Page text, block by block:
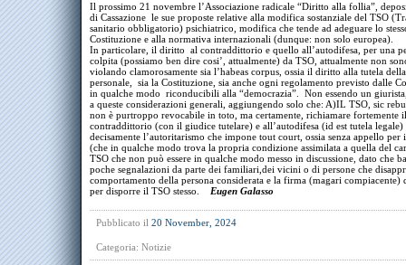
Il prossimo 21 novembre l’Associazione radicale “Diritto alla follia”,
di Cassazione le sue proposte relative alla modifica sostanziale del TSO
sanitario obbligatorio) psichiatrico, modifica che tende ad adeguare lo
Costituzione e alla normativa internazionali (dunque: non solo europea).
In particolare, il diritto al contraddittorio e quello all’autodifesa, per una
colpita (possiamo ben dire cosi’, attualmente) da TSO, attualmente non
violando clamorosamente sia l’habeas corpus, ossia il diritto alla tutela
personale, sia la Costituzione, sia anche ogni regolamento previsto dalle
in qualche modo riconducibili alla “democrazia”. Non essendo un
a queste considerazioni generali, aggiungendo solo che: A)IL TSO, sic
non è purtroppo revocabile in toto, ma certamente, richiamare fortemente
contraddittorio (con il giudice tutelare) e all’autodifesa (id est tutela
decisamente l’autoritarismo che impone tout court, ossia senza appello per
(che in qualche modo trova la propria condizione assimilata a quella del
TSO che non può essere in qualche modo messo in discussione, dato che
poche segnalazioni da parte dei familiari,dei vicini o di persone che
comportamento della persona considerata e la firma (magari compiacente)
per disporre il TSO stesso. Eugen Galasso
Pubblicato il 20 November, 2024
Categoria: Notizie